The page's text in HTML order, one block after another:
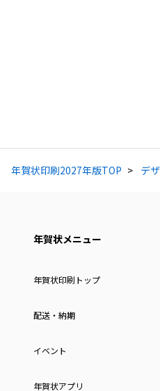
年賀状印刷2027年版TOP デ
年賀状メニュー
年賀状印刷トップ
配送・納期
イベント
年賀状アプリ